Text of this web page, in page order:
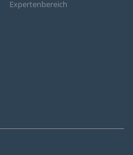
Expertenbereich